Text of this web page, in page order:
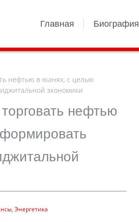
Главная Биография
нефтью в юанях, с целью
экономики
нефтью
Энергетика